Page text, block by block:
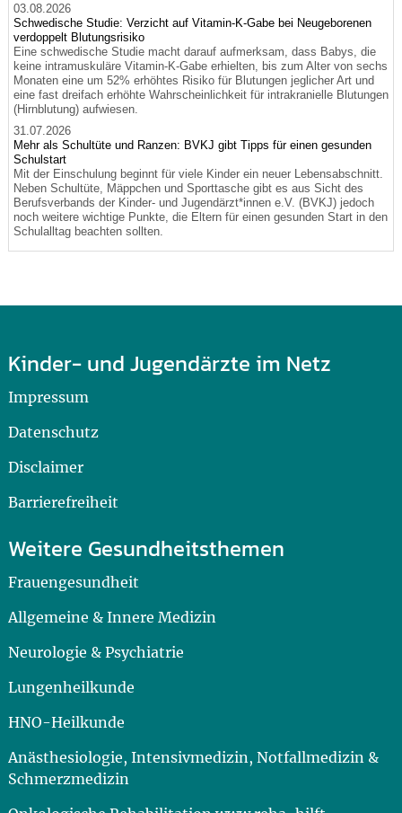
03.08.2026
Schwedische Studie: Verzicht auf Vitamin-K-Gabe bei Neugeborenen
verdoppelt Blutungsrisiko
Eine schwedische Studie macht darauf aufmerksam, dass Babys, die
keine intramuskuläre Vitamin-K-Gabe erhielten, bis zum Alter von sechs
Monaten eine um 52% erhöhtes Risiko für Blutungen jeglicher Art und
eine fast dreifach erhöhte Wahrscheinlichkeit für intrakranielle Blutungen
(Hirnblutung) aufwiesen.
31.07.2026
Mehr als Schultüte und Ranzen: BVKJ gibt Tipps für einen gesunden
Schulstart
Mit der Einschulung beginnt für viele Kinder ein neuer Lebensabschnitt.
Neben Schultüte, Mäppchen und Sporttasche gibt es aus Sicht des
Berufsverbands der Kinder- und Jugendärzt*innen e.V. (BVKJ) jedoch
noch weitere wichtige Punkte, die Eltern für einen gesunden Start in den
Schulalltag beachten sollten.
Kinder- und Jugendärzte im Netz
Impressum
Datenschutz
Disclaimer
Barrierefreiheit
Weitere Gesundheitsthemen
Frauengesundheit
Allgemeine & Innere Medizin
Neurologie & Psychiatrie
Lungenheilkunde
HNO-Heilkunde
Anästhesiologie, Intensivmedizin, Notfallmedizin &
Schmerzmedizin